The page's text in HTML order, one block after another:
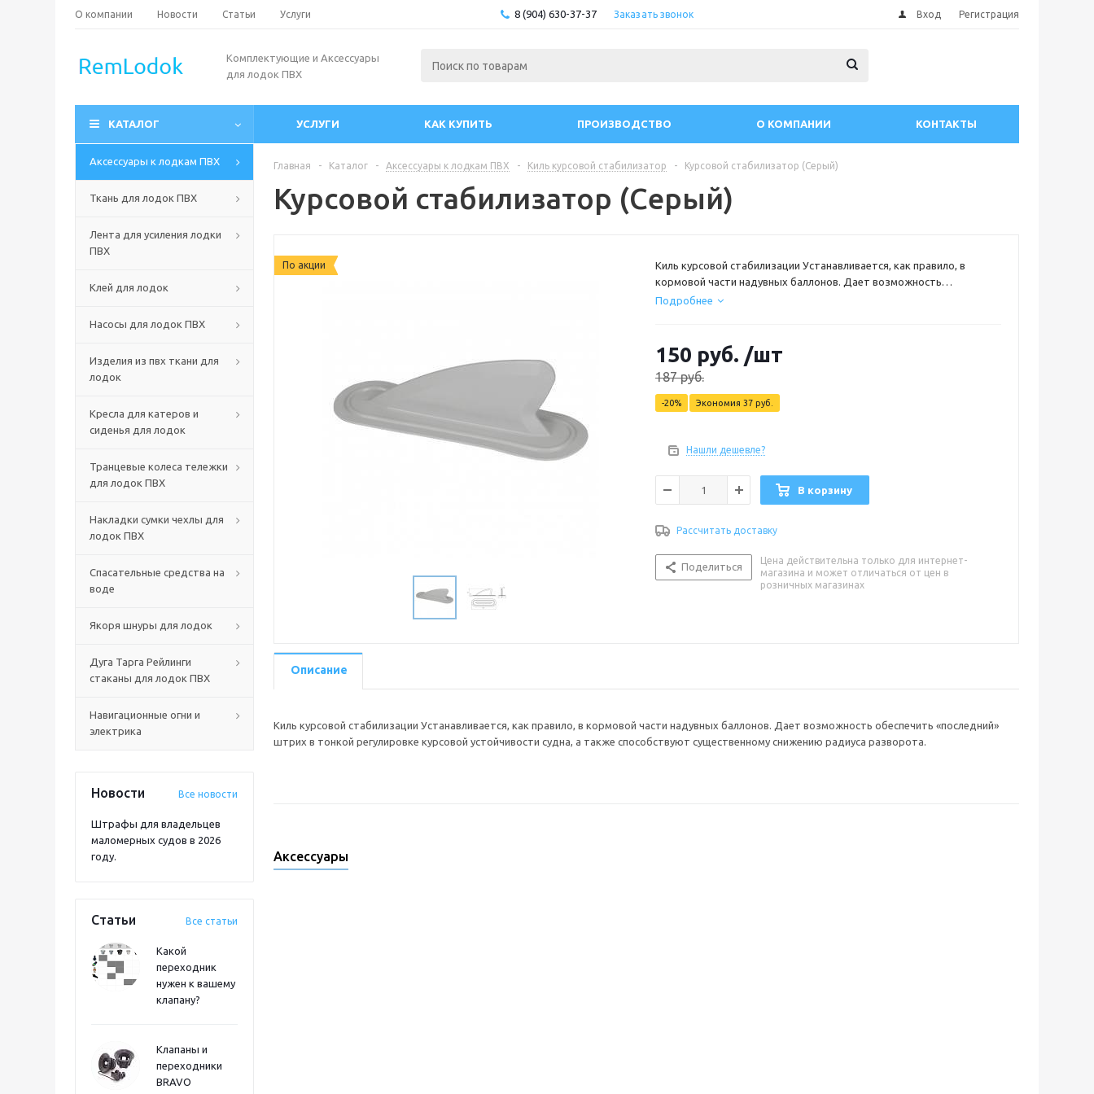
О компании Новости Статьи Услуги 8 (904) 630-37-37 Заказать звонок Вход Регистрация
Комплектующие и Аксессуары
для лодок ПВХ
КАТАЛОГ УСЛУГИ КАК КУПИТЬ ПРОИЗВОДСТВО О КОМПАНИИ КОНТАКТЫ
Аксессуары к лодкам ПВХ
Ткань для лодок ПВХ
Лента для усиления лодки
ПВХ
Клей для лодок
Насосы для лодок ПВХ
Изделия из пвх ткани для
лодок
Кресла для катеров и
сиденья для лодок
Транцевые колеса тележки
для лодок ПВХ
Накладки сумки чехлы для
лодок ПВХ
Спасательные средства на
воде
Якоря шнуры для лодок
Дуга Тарга Рейлинги
стаканы для лодок ПВХ
Навигационные огни и
электрика
Новости Все новости
Штрафы для владельцев
маломерных судов в 2026
году.
Статьи Все статьи
Какой
переходник
нужен к вашему
клапану?
Клапаны и
переходники
BRAVO
Главная - Каталог - Аксессуары к лодкам ПВХ - Киль курсовой стабилизатор - Курсовой стабилизатор (Серый)
Курсовой стабилизатор (Серый)
По акции
Киль курсовой стабилизации Устанавливается, как правило, в
кормовой части надувных баллонов. Дает возможность
обеспечить «последний» штрих в тонкой регулировке курсовой
Подробнее
150 руб. /шт
187руб.
-20% Экономия 37 руб.
Нашли дешевле?
В корзину
Рассчитать доставку
Поделиться
Цена действительна только для интернет-
магазина и может отличаться от цен в
розничных магазинах
Описание
Киль курсовой стабилизации Устанавливается, как правило, в кормовой части надувных баллонов. Дает возможность обеспечить «последний»
штрих в тонкой регулировке курсовой устойчивости судна, а также способствуют существенному снижению радиуса разворота.
Аксессуары